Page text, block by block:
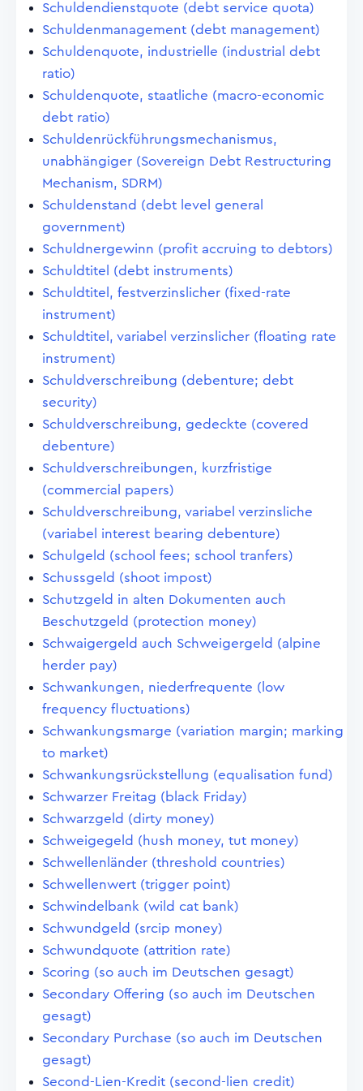
Schuldendienstquote (debt service quota)
Schuldenmanagement (debt management)
Schuldenquote, industrielle (industrial debt
ratio)
Schuldenquote, staatliche (macro-economic
debt ratio)
Schuldenrückführungsmechanismus,
unabhängiger (Sovereign Debt Restructuring
Mechanism, SDRM)
Schuldenstand (debt level general
government)
Schuldnergewinn (profit accruing to debtors)
Schuldtitel (debt instruments)
Schuldtitel, festverzinslicher (fixed-rate
instrument)
Schuldtitel, variabel verzinslicher (floating rate
instrument)
Schuldverschreibung (debenture; debt
security)
Schuldverschreibung, gedeckte (covered
debenture)
Schuldverschreibungen, kurzfristige
(commercial papers)
Schuldverschreibung, variabel verzinsliche
(variabel interest bearing debenture)
Schulgeld (school fees; school tranfers)
Schussgeld (shoot impost)
Schutzgeld in alten Dokumenten auch
Beschutzgeld (protection money)
Schwaigergeld auch Schweigergeld (alpine
herder pay)
Schwankungen, niederfrequente (low
frequency fluctuations)
Schwankungsmarge (variation margin; marking
to market)
Schwankungsrückstellung (equalisation fund)
Schwarzer Freitag (black Friday)
Schwarzgeld (dirty money)
Schweigegeld (hush money, tut money)
Schwellenländer (threshold countries)
Schwellenwert (trigger point)
Schwindelbank (wild cat bank)
Schwundgeld (srcip money)
Schwundquote (attrition rate)
Scoring (so auch im Deutschen gesagt)
Secondary Offering (so auch im Deutschen
gesagt)
Secondary Purchase (so auch im Deutschen
gesagt)
Second-Lien-Kredit (second-lien credit)